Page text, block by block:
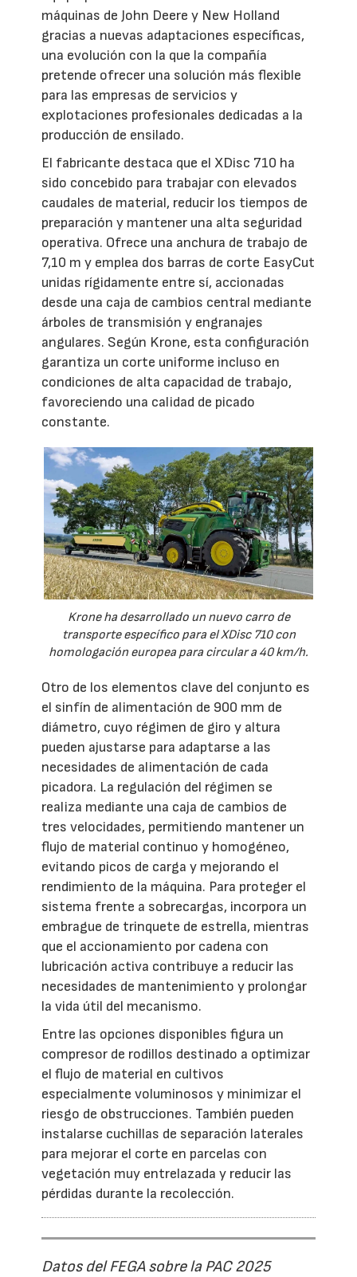
máquinas de John Deere y New Holland
gracias a nuevas adaptaciones específicas,
una evolución con la que la compañía
pretende ofrecer una solución más flexible
para las empresas de servicios y
explotaciones profesionales dedicadas a la
producción de ensilado.
El fabricante destaca que el XDisc 710 ha
sido concebido para trabajar con elevados
caudales de material, reducir los tiempos de
preparación y mantener una alta seguridad
operativa. Ofrece una anchura de trabajo de
7,10 m y emplea dos barras de corte EasyCut
unidas rígidamente entre sí, accionadas
desde una caja de cambios central mediante
árboles de transmisión y engranajes
angulares. Según Krone, esta configuración
garantiza un corte uniforme incluso en
condiciones de alta capacidad de trabajo,
favoreciendo una calidad de picado
constante.
Krone ha desarrollado un nuevo carro de
transporte específico para el XDisc 710 con
homologación europea para circular a 40 km/h.
Otro de los elementos clave del conjunto es
el sinfín de alimentación de 900 mm de
diámetro, cuyo régimen de giro y altura
pueden ajustarse para adaptarse a las
necesidades de alimentación de cada
picadora. La regulación del régimen se
realiza mediante una caja de cambios de
tres velocidades, permitiendo mantener un
flujo de material continuo y homogéneo,
evitando picos de carga y mejorando el
rendimiento de la máquina. Para proteger el
sistema frente a sobrecargas, incorpora un
embrague de trinquete de estrella, mientras
que el accionamiento por cadena con
lubricación activa contribuye a reducir las
necesidades de mantenimiento y prolongar
la vida útil del mecanismo.
Entre las opciones disponibles figura un
compresor de rodillos destinado a optimizar
el flujo de material en cultivos
especialmente voluminosos y minimizar el
riesgo de obstrucciones. También pueden
instalarse cuchillas de separación laterales
para mejorar el corte en parcelas con
vegetación muy entrelazada y reducir las
pérdidas durante la recolección.
Datos del FEGA sobre la PAC 2025